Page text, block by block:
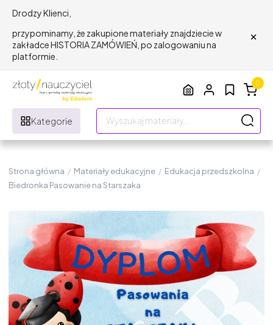
Drodzy Klienci,
przypominamy, że zakupione materiały znajdziecie w
zakładce HISTORIA ZAMÓWIEŃ, po zalogowaniu na
platformie.
×
Kategorie
0
Strona główna / Materiały edukacyjne / Edukacja przedszkolna /
Biedronka Pasowanie na Starszaka